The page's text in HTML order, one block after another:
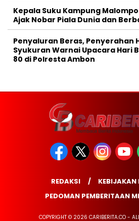
Kepala Suku Kampung
Ajak Nobar Piala Dunia dan
Penyaluran Beras, Penyerahan
Syukuran Warnai Upacara Hari
80 di Polresta Ambon
REDAKSI
KEBIJAKAN
PEDOMAN PEMBERITAAN
COPYRIGHT © 2026 CARIBERITA.CO -